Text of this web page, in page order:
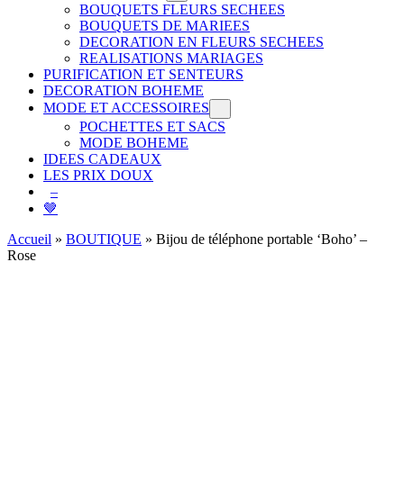
BOUQUETS FLEURS SECHEES
BOUQUETS DE MARIEES
DECORATION EN FLEURS SECHEES
REALISATIONS MARIAGES
PURIFICATION ET SENTEURS
DECORATION BOHEME
MODE ET ACCESSOIRES
POCHETTES ET SACS
MODE BOHEME
IDEES CADEAUX
LES PRIX DOUX
–
🤎
Accueil » BOUTIQUE » Bijou de téléphone portable ‘Boho’ –
Rose